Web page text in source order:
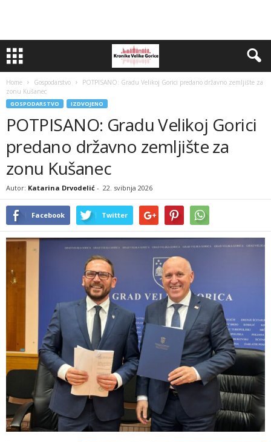
Home Gospodarstvo
POTPISANO: Gradu Velikoj Gorici predano državno zemljište za
zonu Kušanec
GOSPODARSTVO IZDVOJENO
POTPISANO: Gradu Velikoj Gorici
predano državno zemljište za
zonu Kušanec
Autor: Katarina Drvodelić - 22. svibnja 2026
Facebook Twitter